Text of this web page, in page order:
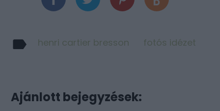
henri cartier bresson fotós idézet
Ajánlott bejegyzések: